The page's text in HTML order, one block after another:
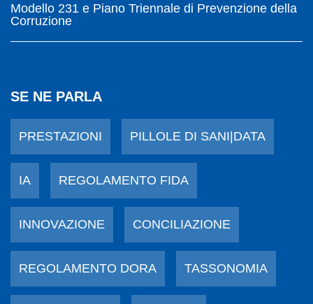
Modello 231 e Piano Triennale di Prevenzione della
Corruzione
SE NE PARLA
PRESTAZIONI PILLOLE DI SANI|DATA
IA REGOLAMENTO FIDA
INNOVAZIONE CONCILIAZIONE
REGOLAMENTO DORA TASSONOMIA